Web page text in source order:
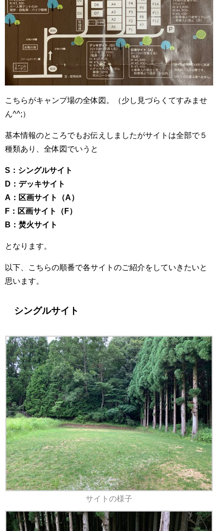
こちらがキャンプ場の全体図。（少し見づらくてすみませ
ん^^;）
基本情報のところでもお伝えしましたがサイトは全部で５
種類あり、全体図でいうと
S：シングルサイト
D：デッキサイト
A：区画サイト（A）
F：区画サイト（F）
B：焚火サイト
となります。
以下、こちらの順番で各サイトのご紹介をしていきたいと
思います。
シングルサイト
サイトの様子